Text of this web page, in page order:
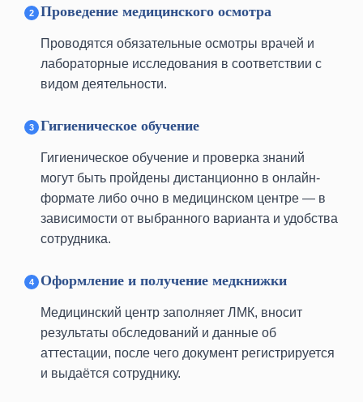
Проведение медицинского осмотра
Проводятся обязательные осмотры врачей и
лабораторные исследования в соответствии с
видом деятельности.
Гигиеническое обучение
Гигиеническое обучение и проверка знаний
могут быть пройдены дистанционно в онлайн-
формате либо очно в медицинском центре — в
зависимости от выбранного варианта и удобства
сотрудника.
Оформление и получение медкнижки
Медицинский центр заполняет ЛМК, вносит
результаты обследований и данные об
аттестации, после чего документ регистрируется
и выдаётся сотруднику.
м. Братиславская
ул. Перерва, 54, 1-ый этаж, вход со
двора
м. Бульвар Дмитрия
ул. Академика Глушко, 6
Волгоградский проспект, 32, корп.
12, 1-ый этаж
м. Динамо
ул. Расковой, д. 10 стр. 4
м. Китай-город
Русаковская улица, 1
м. Кутузовская
Кутузовский проспект, 36, стр. 4